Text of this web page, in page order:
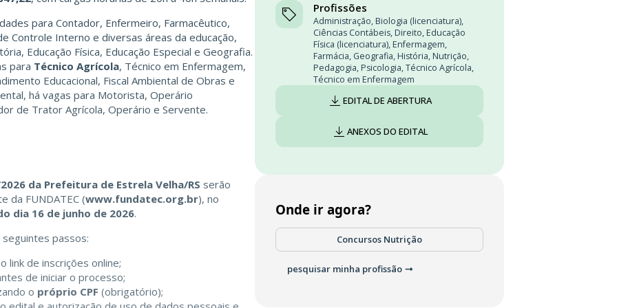
para Contador, Enfermeiro, Farmacêutico,
Controle Interno e diversas áreas da educação,
Educação Física, Educação Especial e Geografia.
para Técnico Agrícola, Técnico em Enfermagem,
Educacional, Fiscal Ambiental de Obras e
há vagas para Motorista, Operário
de Trator Agrícola, Operário e Servente.
da Prefeitura de Estrela Velha/RS serão
da FUNDATEC (www.fundatec.org.br), no
dia 16 de junho de 2026.
passos:
link de inscrições online;
de iniciar o processo;
o próprio CPF (obrigatório);
Profissões
Administração, Biologia (licenciatura),
Ciências Contábeis, Direito, Educação
Física (licenciatura), Enfermagem,
Farmácia, Geografia, História, Nutrição,
Pedagogia, Psicologia,Técnico Agrícola,
Técnico em Enfermagem
EDITAL DE ABERTURA
ANEXOS DO EDITAL
Onde ir agora?
Concursos Nutrição
pesquisar minha profissão